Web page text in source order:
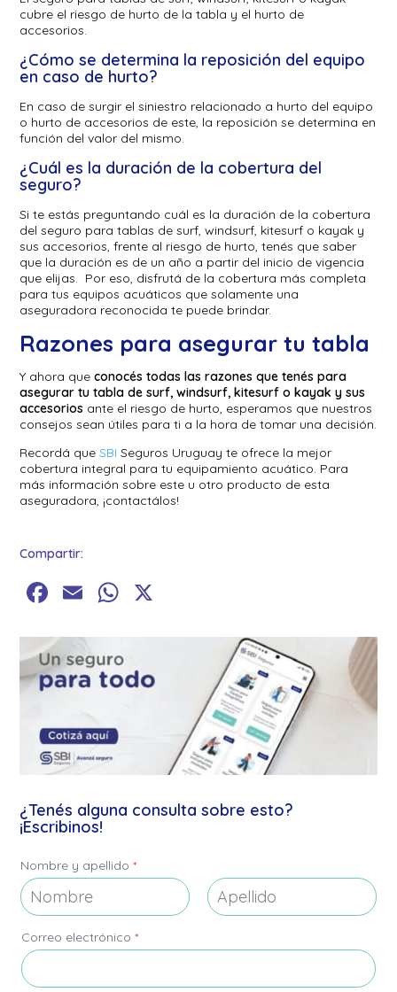
cubre el riesgo de hurto de la tabla y el hurto de
accesorios.
¿Cómo se determina la reposición del equipo
en caso de hurto?
En caso de surgir el siniestro relacionado a hurto del equipo
o hurto de accesorios de este, la reposición se determina en
función del valor del mismo.
¿Cuál es la duración de la cobertura del
seguro?
Si te estás preguntando cuál es la duración de la cobertura
del seguro para tablas de surf, windsurf, kitesurf o kayak y
sus accesorios, frente al riesgo de hurto, tenés que saber
que la duración es de un año a partir del inicio de vigencia
que elijas. Por eso, disfrutá de la cobertura más completa
para tus equipos acuáticos que solamente una
aseguradora reconocida te puede brindar.
Razones para asegurar tu tabla
Y ahora queconocés todas las razones que tenés para
asegurar tu tabla de surf, windsurf, kitesurf o kayak y sus
accesorios ante el riesgo de hurto, esperamos que nuestros
consejos sean útiles para ti a la hora de tomar una decisión.
Recordá queSBI Seguros Uruguay te ofrece la mejor
cobertura integral para tu equipamiento acuático. Para
más información sobre este u otro producto de esta
aseguradora, ¡contactálos!
Compartir:
Facebook
EmailWhatsApp
¿Tenés alguna consulta sobre esto?
¡Escribinos!
Nombre y apellido*
*
T
e
Correo electrónico*